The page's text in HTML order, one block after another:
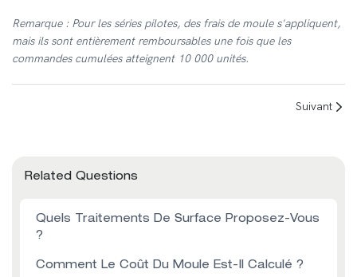
Remarque : Pour les séries pilotes, des frais de moule s'appliquent,
mais ils sont entièrement remboursables une fois que les
commandes cumulées atteignent 10 000 unités.
Suivant
Related Questions
Quels Traitements De Surface Proposez-Vous
?
Comment Le Coût Du Moule Est-Il Calculé ?